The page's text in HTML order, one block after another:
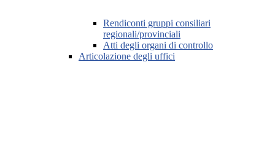
Rendiconti gruppi consiliari
regionali/provinciali
Atti degli organi di controllo
Articolazione degli uffici